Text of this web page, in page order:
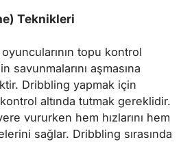
Teknikleri
topu kontrol
savunmalarını aşmasına
Dribbling yapmak için
altında tutmak gereklidir.
vururken hem hızlarını hem
sağlar. Dribbling sırasında